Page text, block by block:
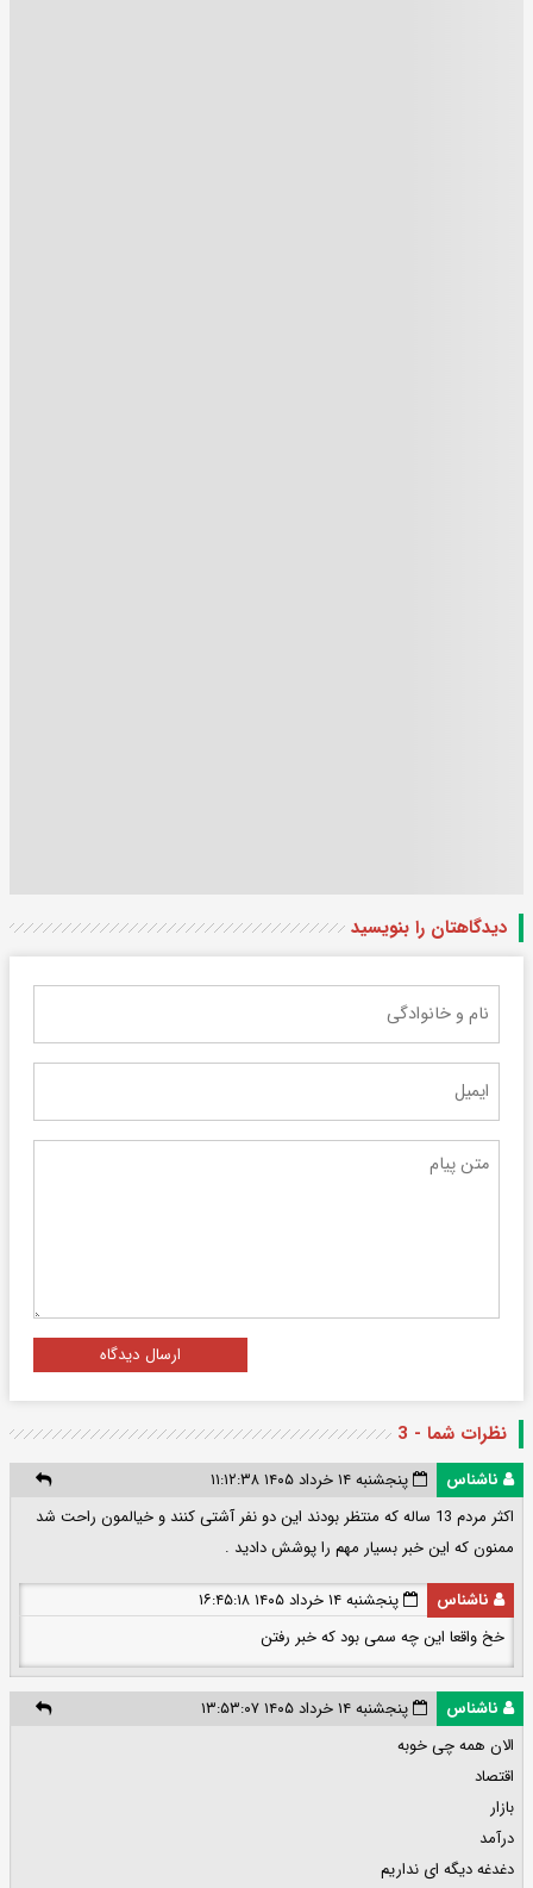
دیدگاهتان را بنویسید
ارسال دیدگاه
نظرات شما - 3
ناشناس
پنجشنبه ۱۴ خرداد ۱۴۰۵ ۱۱:۱۲:۳۸
اکثر مردم 13 ساله که منتظر بودند این دو نفر آشتی کنند و خیالمون راحت شد
ممنون که این خبر بسیار مهم را پوشش دادید .
ناشناس
پنجشنبه ۱۴ خرداد ۱۴۰۵ ۱۶:۴۵:۱۸
خخ واقعا این چه سمی بود که خبر رفتن
ناشناس
پنجشنبه ۱۴ خرداد ۱۴۰۵ ۱۳:۵۳:۰۷
الان همه چی خوبه
اقتصاد
بازار
درآمد
دغدغه دیگه ای نداریم